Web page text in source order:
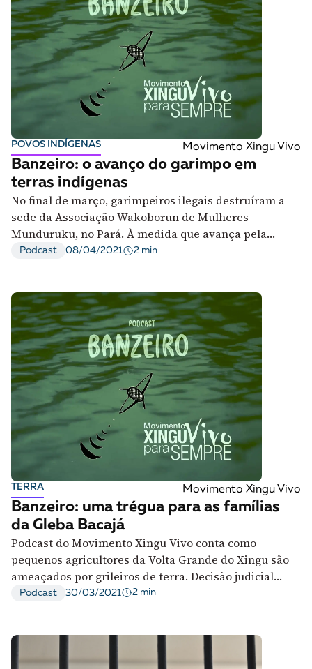
POVOS INDÍGENAS Movimento Xingu Vivo
Banzeiro: o avanço do garimpo em
terras indígenas
No final de março, garimpeiros ilegais destruíram a
sede da Associação Wakoborun de Mulheres
Munduruku, no Pará. À medida que avança pela
região, garimpo deixa rastro de destruição
Podcast 08/04/2021 2 min
TERRA Movimento Xingu Vivo
Banzeiro: uma trégua para as famílias
da Gleba Bacajá
Podcast do Movimento Xingu Vivo conta como
pequenos agricultores da Volta Grande do Xingu são
ameaçados por grileiros de terra. Decisão judicial
recente traz trégua para famílias
Podcast 30/03/2021 2 min